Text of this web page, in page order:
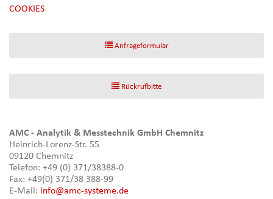
[NBSP]
COOKIES
Anfrageformular
Rückrufbitte
AMC - Analytik & Messtechnik GmbH Chemnitz
Heinrich-Lorenz-Str. 55
09120 Chemnitz
Telefon: +49 (0) 371/38388-0
Fax: +49(0) 371/38 388-99
E-Mail: info@amc-systeme.de